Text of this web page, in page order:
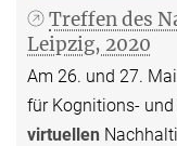
Treffen des
Leipzig, 2020
Am 26. und 27.
für Kognitions-
virtuellen